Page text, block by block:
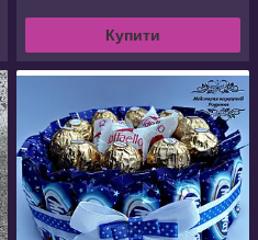
Купити